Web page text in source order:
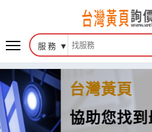
服務
台灣黃頁
協助您找到最佳的